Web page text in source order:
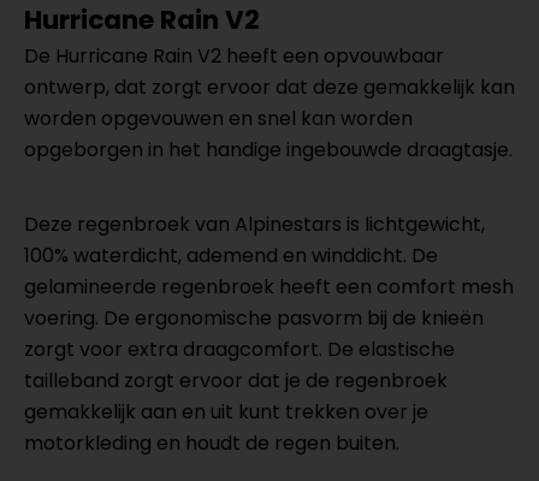
Hurricane Rain V2
De Hurricane Rain V2 heeft een opvouwbaar
ontwerp, dat zorgt ervoor dat deze gemakkelijk kan
worden opgevouwen en snel kan worden
opgeborgen in het handige ingebouwde draagtasje.
Deze regenbroek van Alpinestars is lichtgewicht,
100% waterdicht, ademend en winddicht. De
gelamineerde regenbroek heeft een comfort mesh
voering. De ergonomische pasvorm bij de knieën
zorgt voor extra draagcomfort. De elastische
tailleband zorgt ervoor dat je de regenbroek
gemakkelijk aan en uit kunt trekken over je
motorkleding en houdt de regen buiten.